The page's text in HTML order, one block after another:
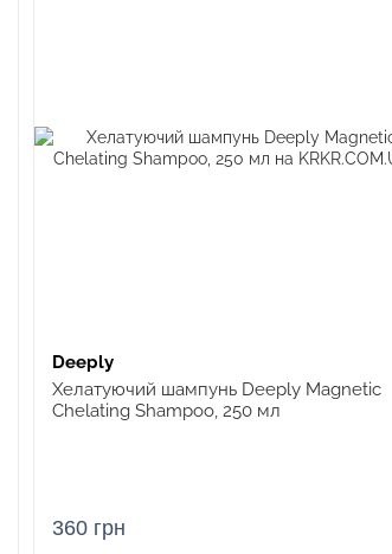
Deeply
Хелатуючий шампунь Deeply Magnetic
Chelating Shampoo, 250 мл
360 грн